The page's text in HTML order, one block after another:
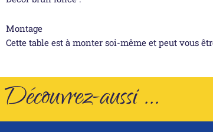
Montage
Cette table est à monter soi-même et peut vous
Découvrez-aussi ...